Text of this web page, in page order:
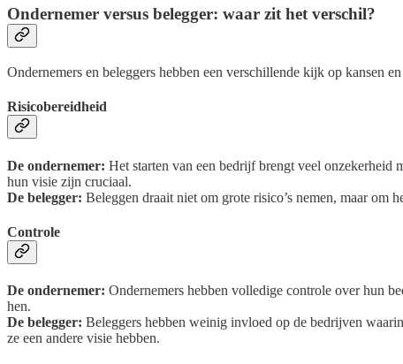
Ondernemer versus belegger: waar zit het verschil?
Ondernemers en beleggers hebben een verschillende kijk op kansen
Risicobereidheid
De ondernemer: Het starten van een bedrijf brengt veel onzekerheid
hun visie zijn cruciaal.
De belegger: Beleggen draait niet om grote risico’s nemen, maar om
Controle
De ondernemer: Ondernemers hebben volledige controle over hun
hen.
De belegger: Beleggers hebben weinig invloed op de bedrijven
ze een andere visie hebben.